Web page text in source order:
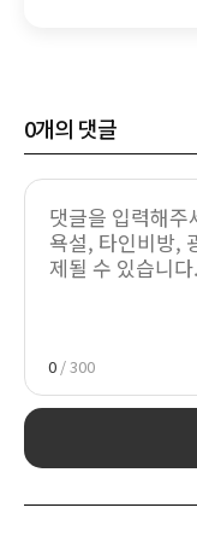
0개의 댓글
0 / 300